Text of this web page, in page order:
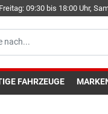
09:30 bis 18:00 Uhr,
FAHRZEUGE